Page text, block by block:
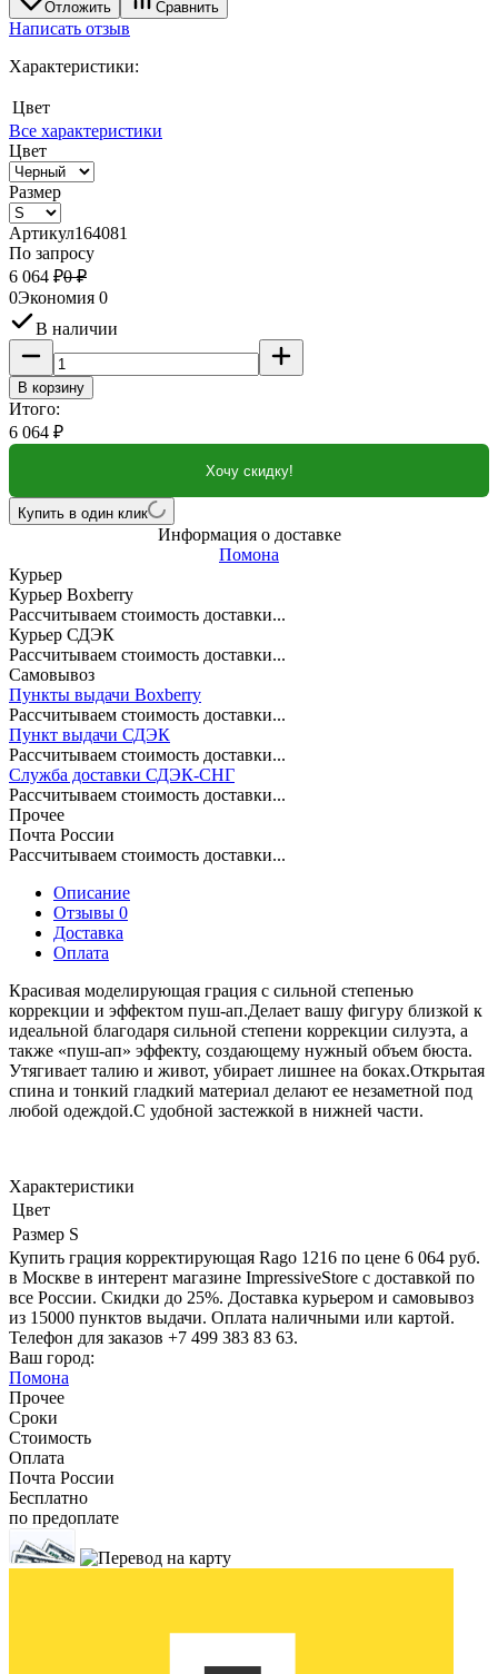
Отложить Сравнить
Написать отзыв
Характеристики:
Цвет
Все характеристики
Цвет
Размер
Артикул164081
По запросу
6 064 ₽0 ₽
0Экономия 0
В наличии
В корзину
Итого:
6 064 ₽
Хочу скидку!
Купить в один клик
Информация о доставке
Помона
Курьер
Курьер Boxberry
Рассчитываем стоимость доставки...
Курьер СДЭК
Рассчитываем стоимость доставки...
Самовывоз
Пункты выдачи Boxberry
Рассчитываем стоимость доставки...
Пункт выдачи СДЭК
Рассчитываем стоимость доставки...
Служба доставки СДЭК-СНГ
Рассчитываем стоимость доставки...
Прочее
Почта России
Рассчитываем стоимость доставки...
Описание
Отзывы 0
Доставка
Оплата
Красивая моделирующая грация с сильной степенью
коррекции и эффектом пуш-ап.Делает вашу фигуру близкой к
идеальной благодаря сильной степени коррекции силуэта, а
также «пуш-ап» эффекту, создающему нужный объем бюста.
Утягивает талию и живот, убирает лишнее на боках.Открытая
спина и тонкий гладкий материал делают ее незаметной под
любой одеждой.С удобной застежкой в нижней части.
Характеристики
Цвет
Размер S
Купить грация корректирующая Rago 1216 по цене 6 064 руб.
в Москве в интерент магазине ImpressiveStore с доставкой по
все России. Скидки до 25%. Доставка курьером и самовывоз
из 15000 пунктов выдачи. Оплата наличными или картой.
Телефон для заказов +7 499 383 83 63.
Ваш город:
Помона
Прочее
Сроки
Стоимость
Оплата
Почта России
Бесплатно
по предоплате